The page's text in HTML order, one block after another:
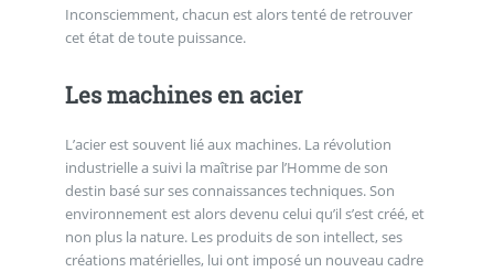
Inconsciemment, chacun est alors tenté de retrouver
cet état de toute puissance.
Les machines en acier
L’acier est souvent lié aux machines. La révolution
industrielle a suivi la maîtrise par l’Homme de son
destin basé sur ses connaissances techniques. Son
environnement est alors devenu celui qu’il s’est créé, et
non plus la nature. Les produits de son intellect, ses
créations matérielles, lui ont imposé un nouveau cadre